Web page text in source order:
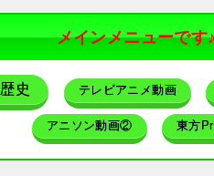
メインメニューです
歴史 テレビアニメ動画
アニソン動画② 東方